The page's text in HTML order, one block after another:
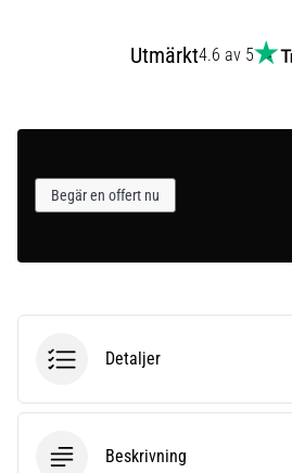
Utmärkt4.6 av 5
Begär en offert nu
Detaljer
Beskrivning